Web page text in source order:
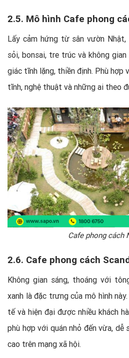
2.5. Mô hình Cafe phong
Lấy cảm hứng từ sân vườn Nhật,
sỏi, bonsai, tre trúc và không
giác tĩnh lặng, thiền định. Phù hợp
tĩnh, nghệ thuật và những ai theo
Cafe phong cách
2.6. Cafe phong cách
Không gian sáng, thoáng với
xanh là đặc trưng của mô hình
tế và hiện đại được nhiều khách
phù hợp với quán nhỏ đến vừa,
cao trên mạng xã hội.